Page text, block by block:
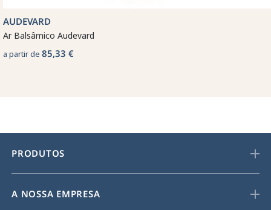
AUDEVARD
Ar Balsâmico Audevard
a partir de 85,33 €
PRODUTOS
A NOSSA EMPRESA